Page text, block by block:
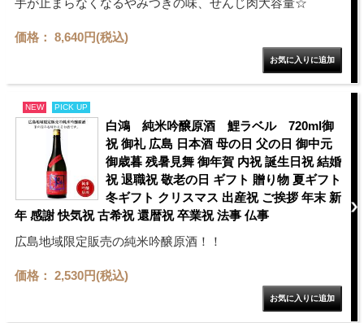
手が止まらなくなるやみつきの味、せんじ肉大容量☆
価格： 8,640円(税込)
NEW PICK UP
白鴻 純米吟醸原酒 鯉ラベル 720ml御
祝 御礼 広島 日本酒 母の日 父の日 御中元
御歳暮 残暑見舞 御年賀 内祝 誕生日祝 結婚
祝 退職祝 敬老の日 ギフト 贈り物 夏ギフト
冬ギフト クリスマス 出産祝 ご挨拶 年末 新
年 感謝 快気祝 古希祝 還暦祝 卒業祝 法事 仏事
広島地域限定販売の純米吟醸原酒！！
価格： 2,530円(税込)